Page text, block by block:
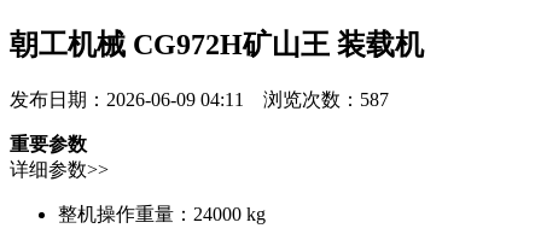
朝工机械 CG972H矿山王 装载机
发布日期：2026-06-09 04:11 浏览次数： 587
重要参数
详细参数>>
整机操作重量： 24000 kg